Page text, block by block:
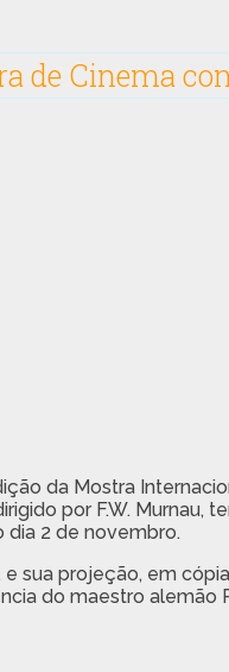
de Cinema
da Mostra
por F.W. Murnau,
dia 2 de novembro.
sua projeção, em
do maestro alemão